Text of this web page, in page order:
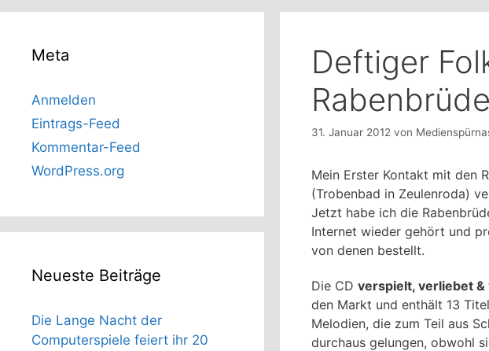
Deftiger
31. Januar 2012 von
Mein Erster Kontakt mit den
(Trobenbad in Zeulenroda)
Jetzt habe ich die
Internet wieder gehört und
von denen bestellt.
Die CD verspielt, verliebet
den Markt und enthält 13
Melodien, die zum Teil aus
durchaus gelungen, obwohl
Meta
Anmelden
Eintrags-Feed
Kommentar-Feed
WordPress.org
Neueste Beiträge
Die Lange Nacht der
Computerspiele feiert ihr 20